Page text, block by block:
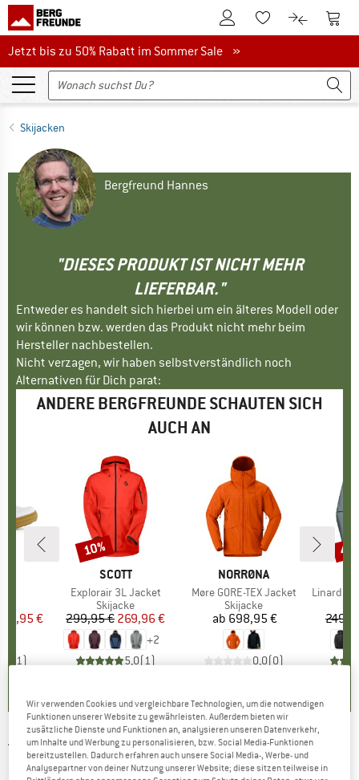
Zum KundenkontoZum Merkzettel.
Zum Zum
Jetzt bis zu 50% Rabatt im Sommer Sale
Jetzt bis zu 50% Rabatt im Sommer Sale »
Skijacken
Bergfreund Hannes
"DIESES PRODUKT IST NICHT MEHR
LIEFERBAR."
Entweder es handelt sich hierbei um ein älteres Modell oder
wir können bzw. werden das Produkt nicht mehr beim
Hersteller nachbestellen.
Nicht verzagen, wir haben selbstverständlich noch
Alternativen für Dich parat:
ANDERE BERGFREUNDE SCHAUTEN SICH
AUCH AN
Preis
€
1)
MARKE
SCOTT
Artikel
Explorair 3L Jacket
Produktgruppe
Skijacke
Preis
299,95 € reduzierter Preis
269,96 €
+2
5,0(1)
Rabatt
10%
MARKE
NORRØNA
Artikel
Møre GORE-TEX Jacket
Produktgruppe
Skijacke
Preis
ab 698,95 €
0,0(0)
Artikel
Linard Hardshell
THE NORTH FACE -Ceptor Jacket - Skijacke
(0)
Wir verwenden Cookies und vergleichbare Technologien, um die notwendigen
Funktionen unserer Website zu gewährleisten. Außerdem bieten wir
zusätzliche Dienste und Funktionen an, analysieren unseren Datenverkehr,
um Inhalte und Werbung zu personalisieren, bzw. Social Media-Funktionen
bereitzustellen. Dadurch erfahren auch unsere Social Media-, Werbe- und
Analysepartner von deiner Nutzung unserer Website; diese sitzen teilweise in